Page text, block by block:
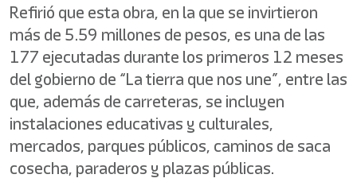
Refirió que esta obra, en la que se invirtieron
más de 5.59 millones de pesos, es una de las
177 ejecutadas durante los primeros 12 meses
del gobierno de “La tierra que nos une”, entre las
que, además de carreteras, se incluyen
instalaciones educativas y culturales,
mercados, parques públicos, caminos de saca
cosecha, paraderos y plazas públicas.